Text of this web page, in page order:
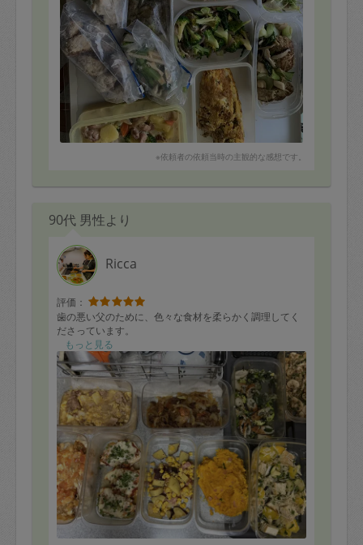
※依頼者の依頼当時の主観的な感想です。
90代 男性より
Ricca
評価：
歯の悪い父のために、色々な食材を柔らかく調理してく
ださっています。
もっと見る